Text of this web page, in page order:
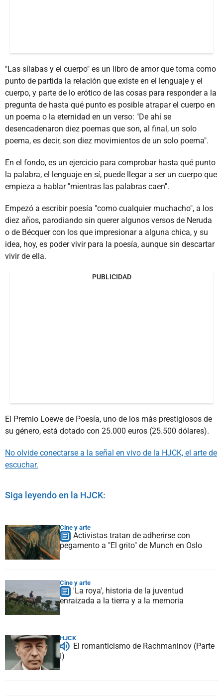
"Las sílabas y el cuerpo" es un libro de amor que toma como
punto de partida la relación que existe en el lenguaje y el
cuerpo, y parte de lo erótico de las cosas para responder a la
pregunta de hasta qué punto es posible atrapar el cuerpo en
un poema o la eternidad en un verso: "De ahí se
desencadenaron diez poemas que son, al final, un solo
poema, es decir, son diez movimientos de un solo poema".
En el fondo, es un ejercicio para comprobar hasta qué punto
la palabra, el lenguaje en sí, puede llegar a ser un cuerpo que
empieza a hablar "mientras las palabras caen".
Empezó a escribir poesía "como cualquier muchacho", a los
diez años, parodiando sin querer algunos versos de Neruda
o de Bécquer con los que impresionar a alguna chica, y su
idea, hoy, es poder vivir para la poesía, aunque sin descartar
vivir de ella.
PUBLICIDAD
El Premio Loewe de Poesía, uno de los más prestigiosos de
su género, está dotado con 25.000 euros (25.500 dólares).
No olvide conectarse a la señal en vivo de la HJCK, el arte de
escuchar.
Siga leyendo en la HJCK:
Cine y arte
Activistas tratan de adherirse con
pegamento a "El grito" de Munch en Oslo
Cine y arte
'La roya', historia de la juventud
enraizada a la tierra y a la memoria
HJCK
El romanticismo de Rachmaninov (Parte
I)